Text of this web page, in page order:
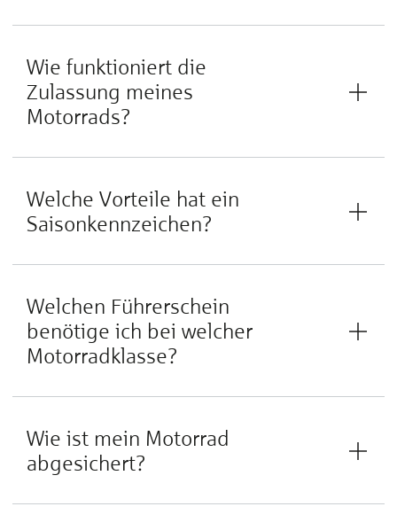
Wie funktioniert die
Zulassung meines
Motorrads?
Welche Vorteile hat ein
Saisonkennzeichen?
Welchen Führerschein
benötige ich bei welcher
Motorradklasse?
Wie ist mein Motorrad
abgesichert?